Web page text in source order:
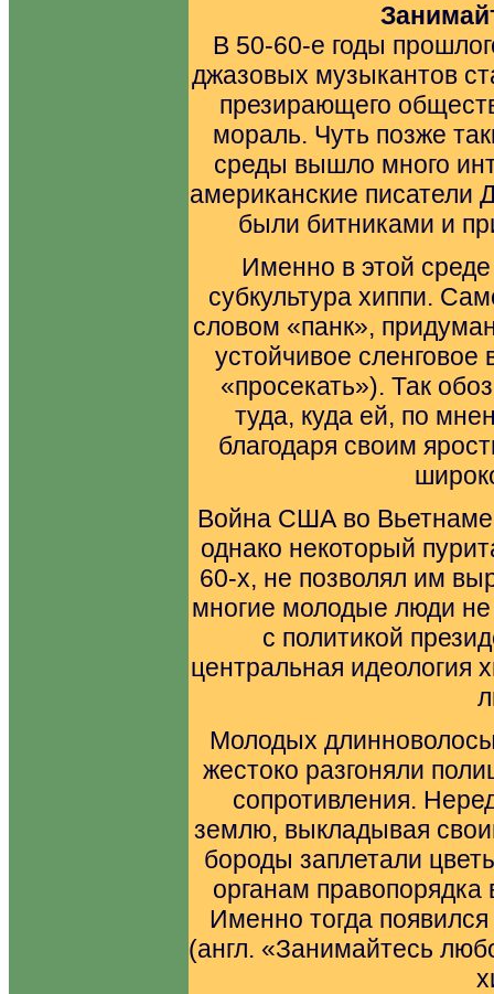
В 50-60-е годы
джазовых музыкантов
презирающего
мораль. Чуть позже
среды вышло много
американские писатели
были битниками и
Именно в этой
субкультура хиппи.
словом «панк»,
устойчивое
«просекать»). Так
туда, куда ей, по
благодаря своим
Война США во Вьетнаме
однако некоторый
60-х, не позволял им
многие молодые люди не
с политикой
центральная идеология
Молодых
жестоко разгоняли
сопротивления.
землю, выкладывая
бороды заплетали
органам правопорядка
Именно тогда
(англ. «Занимайтесь